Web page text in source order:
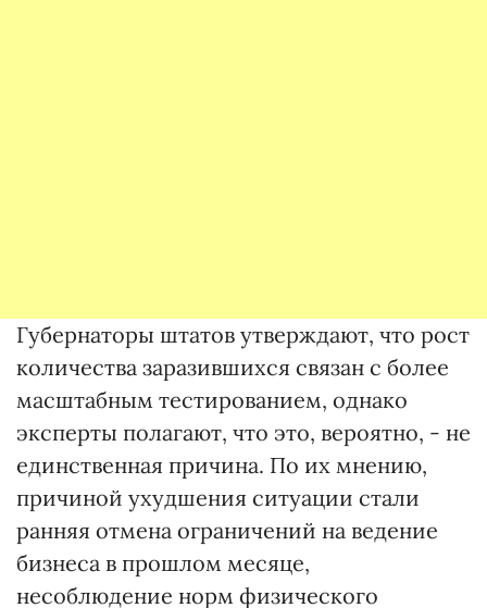
Губернаторы штатов утверждают, что рост
количества заразившихся связан с более
масштабным тестированием, однако
эксперты полагают, что это, вероятно, - не
единственная причина. По их мнению,
причиной ухудшения ситуации стали
ранняя отмена ограничений на ведение
бизнеса в прошлом месяце,
несоблюдение норм физического